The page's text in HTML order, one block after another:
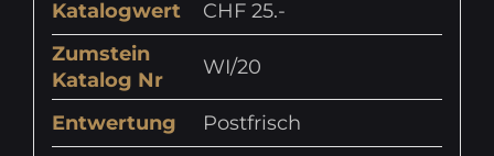
Katalogwert
CHF 25.-
Zumstein
Katalog Nr
WI/20
Entwertung
Postfrisch